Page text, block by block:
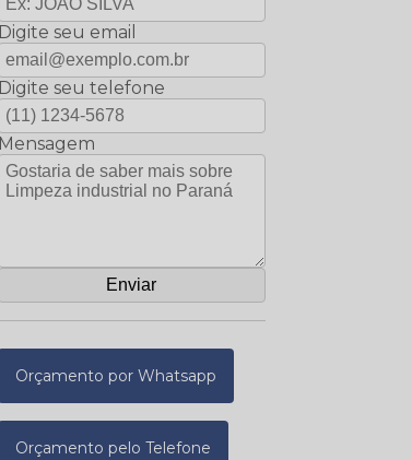
Digite seu email
Digite seu telefone
Mensagem
Orçamento por Whatsapp
Orçamento pelo Telefone